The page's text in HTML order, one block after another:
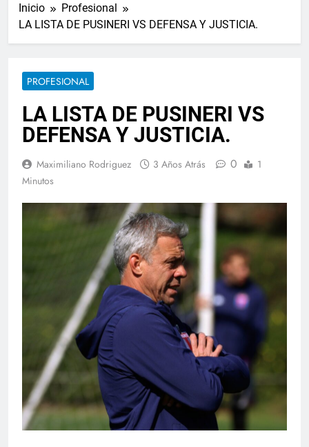
Inicio
Profesional
LA LISTA DE PUSINERI VS DEFENSA Y JUSTICIA.
PROFESIONAL
LA LISTA DE PUSINERI VS
DEFENSA Y JUSTICIA.
Maximiliano Rodriguez 3 Años Atrás 0
1
Minutos